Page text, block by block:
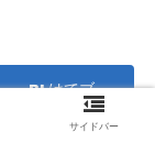
はてブ
サイドバー